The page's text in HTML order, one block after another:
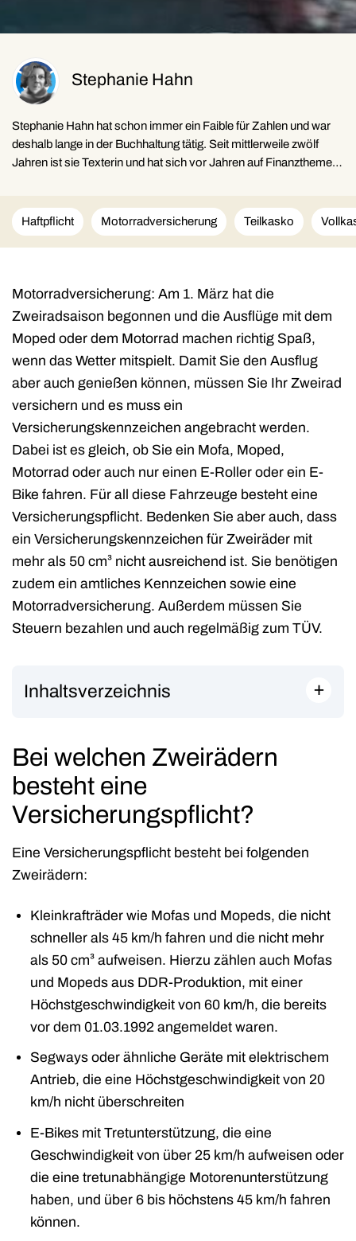
Stephanie Hahn
Stephanie Hahn hat schon immer ein Faible für Zahlen und war
deshalb lange in der Buchhaltung tätig. Seit mittlerweile zwölf
Jahren ist sie Texterin und hat sich vor Jahren auf Finanzthemen
Haftpflicht
Motorradversicherung Teilkasko
Motorradversicherung: Am 1. März hat die
Zweiradsaison begonnen und die Ausflüge mit dem
Moped oder dem Motorrad machen richtig Spaß,
wenn das Wetter mitspielt. Damit Sie den Ausflug
aber auch genießen können, müssen Sie Ihr Zweirad
versichern und es muss ein
Versicherungskennzeichen angebracht werden.
Dabei ist es gleich, ob Sie ein Mofa, Moped,
Motorrad oder auch nur einen E-Roller oder ein E-
Bike fahren. Für all diese Fahrzeuge besteht eine
Versicherungspflicht. Bedenken Sie aber auch, dass
ein Versicherungskennzeichen für Zweiräder mit
mehr als 50 cm³ nicht ausreichend ist. Sie benötigen
zudem ein amtliches Kennzeichen sowie eine
Motorradversicherung. Außerdem müssen Sie
Steuern bezahlen und auch regelmäßig zum TÜV.
Inhaltsverzeichnis +
Bei welchen Zweirädern
besteht eine
Versicherungspflicht?
Eine Versicherungspflicht besteht bei folgenden
Zweirädern:
Kleinkrafträder wie Mofas und Mopeds, die nicht
schneller als 45 km/h fahren und die nicht mehr
als 50 cm³ aufweisen. Hierzu zählen auch Mofas
und Mopeds aus DDR-Produktion, mit einer
Höchstgeschwindigkeit von 60 km/h, die bereits
vor dem 01.03.1992 angemeldet waren.
Segways oder ähnliche Geräte mit elektrischem
Antrieb, die eine Höchstgeschwindigkeit von 20
km/h nicht überschreiten
E-Bikes mit Tretunterstützung, die eine
Geschwindigkeit von über 25 km/h aufweisen oder
die eine tretunabhängige Motorenunterstützung
haben, und über 6 bis höchstens 45 km/h fahren
können.